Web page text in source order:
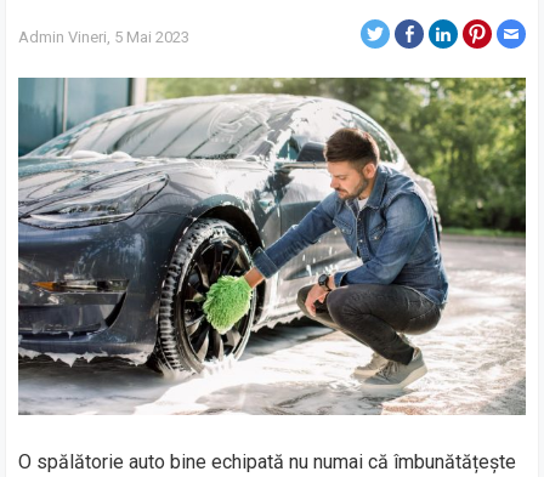
Admin Vineri, 5 Mai 2023
O spălătorie auto bine echipată nu numai că îmbunătățește